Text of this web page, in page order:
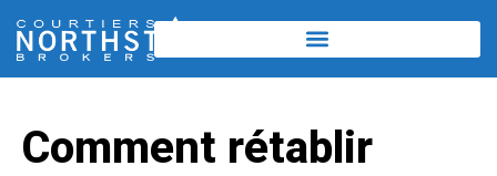
Comment rétablir